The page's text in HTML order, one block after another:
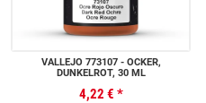
VALLEJO 773107 - OCKER,
DUNKELROT, 30 ML
4,22 € *